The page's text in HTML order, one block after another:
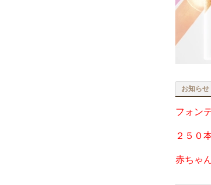
お知らせ
フォン
２５０
赤ちゃ